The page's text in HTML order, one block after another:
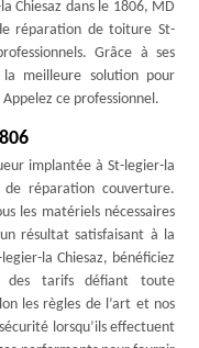
Chiesaz dans le 1806, MD
réparation de toiture St-
Grâce à ses
meilleure solution pour
ce professionnel.
implantée à St-legier-la
réparation couverture.
les matériels nécessaires
résultat satisfaisant à la
la Chiesaz, bénéficiez
des tarifs défiant toute
les règles de l’art et nos
lorsqu’ils effectuent